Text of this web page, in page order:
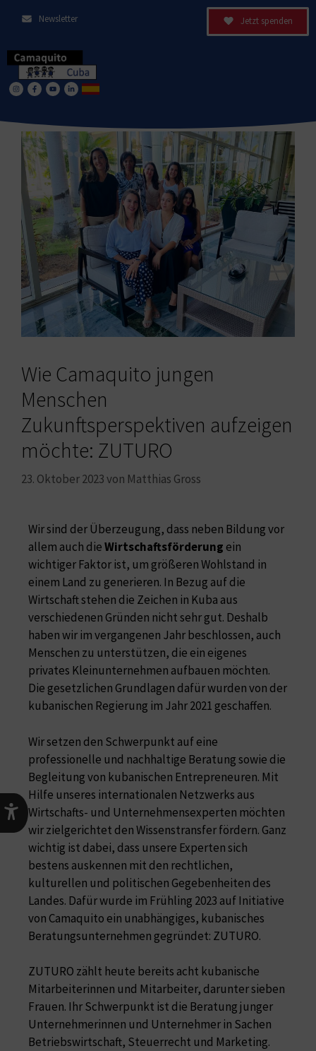
Newsletter Jetzt spenden
Wie Camaquito jungen
Menschen
Zukunftsperspektiven aufzeigen
möchte: ZUTURO
23. Oktober 2023von Matthias Gross
Wir sind der Überzeugung, dass neben Bildung vor
allem auch dieWirtschaftsförderung ein
wichtiger Faktor ist, um größeren Wohlstand in
einem Land zu generieren. In Bezug auf die
Wirtschaft stehen die Zeichen in Kuba aus
verschiedenen Gründen nicht sehr gut. Deshalb
haben wir im vergangenen Jahr beschlossen, auch
Menschen zu unterstützen, die ein eigenes
privates Kleinunternehmen aufbauen möchten.
Die gesetzlichen Grundlagen dafür wurden von der
kubanischen Regierung im Jahr 2021 geschaffen.
Wir setzen den Schwerpunkt auf eine
professionelle und nachhaltige Beratung sowie die
Begleitung von kubanischen Entrepreneuren. Mit
Hilfe unseres internationalen Netzwerks aus
Wirtschafts- und Unternehmensexperten möchten
wir zielgerichtet den Wissenstransfer fördern. Ganz
wichtig ist dabei, dass unsere Experten sich
bestens auskennen mit den rechtlichen,
kulturellen und politischen Gegebenheiten des
Landes. Dafür wurde im Frühling 2023 auf Initiative
von Camaquito ein unabhängiges, kubanisches
Beratungsunternehmen gegründet: ZUTURO.
ZUTURO zählt heute bereits acht kubanische
Mitarbeiterinnen und Mitarbeiter, darunter sieben
Frauen. Ihr Schwerpunkt ist die Beratung junger
Unternehmerinnen und Unternehmer in Sachen
Betriebswirtschaft, Steuerrecht und Marketing.